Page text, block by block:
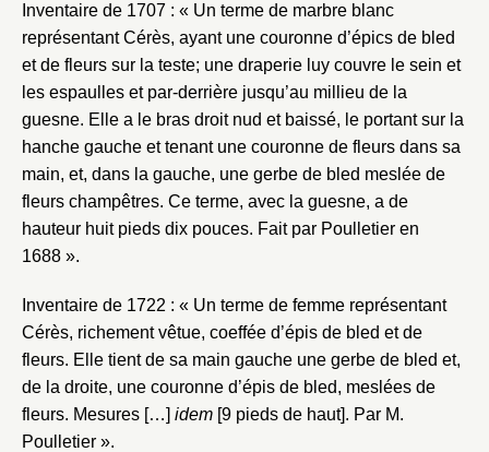
Inventaire de 1707 : « Un terme de marbre blanc
représentant Cérès, ayant une couronne d’épics de bled
et de fleurs sur la teste; une draperie luy couvre le sein et
les espaulles et par-derrière jusqu’au millieu de la
guesne. Elle a le bras droit nud et baissé, le portant sur la
hanche gauche et tenant une couronne de fleurs dans sa
main, et, dans la gauche, une gerbe de bled meslée de
fleurs champêtres. Ce terme, avec la guesne, a de
hauteur huit pieds dix pouces. Fait par Poulletier en
1688 ».
Inventaire de 1722 : « Un terme de femme représentant
Cérès, richement vêtue, coeffée d’épis de bled et de
fleurs. Elle tient de sa main gauche une gerbe de bled et,
de la droite, une couronne d’épis de bled, meslées de
fleurs. Mesures […] idem [9 pieds de haut]. Par M.
Poulletier ».